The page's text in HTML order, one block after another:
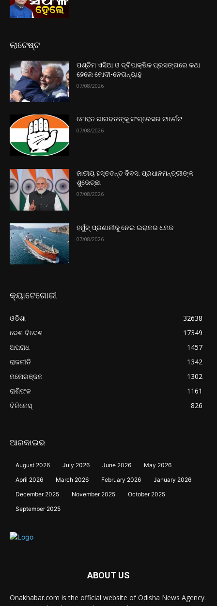
ଲାଟେଷ୍ଟ
ପଶ୍ଚିମ ଏସିଆ ଓ ଦ୍ବିପାକ୍ଷିକ ପ୍ରସଙ୍ଗରେ କଥା
ହେଲେ ମୋଦୀ-ନେତାନ୍ୟାହୁ
07/08/2026
ମୋହନ ଭାଗବତଙ୍କୁ କଂଗ୍ରେସର ଟାର୍ଗେଟ
07/08/2026
ଜାତୀୟ ହସ୍ତତନ୍ତ ଦିବସ: ପ୍ରଧାନମନ୍ତ୍ରୀଙ୍କ
ଶୁଭେଚ୍ଛା
07/08/2026
ହର୍ମୁଜ୍ ପ୍ରଣାଳୀକୁ ନେଇ ଇରାନର ଧମକ
07/08/2026
କ୍ୟାଟେଗୋରୀ
ଓଡିଶା
32638
ଦେଶ ବିଦେଶ
17349
ଅପରାଧ
1457
ରାଜନୀତି
1342
ମନୋରଞ୍ଜନ
1302
ରାଶିଫଳ
1161
ବିଜିନେସ୍
826
ଆରକାଇଭ
August 2026 July 2026 June 2026
May 2026
April 2026
March 2026 February 2026
January 2026
December 2025
November 2025
October 2025
September 2025
ABOUT US
Onakhabar.com is the official website of Odisha News Agency.